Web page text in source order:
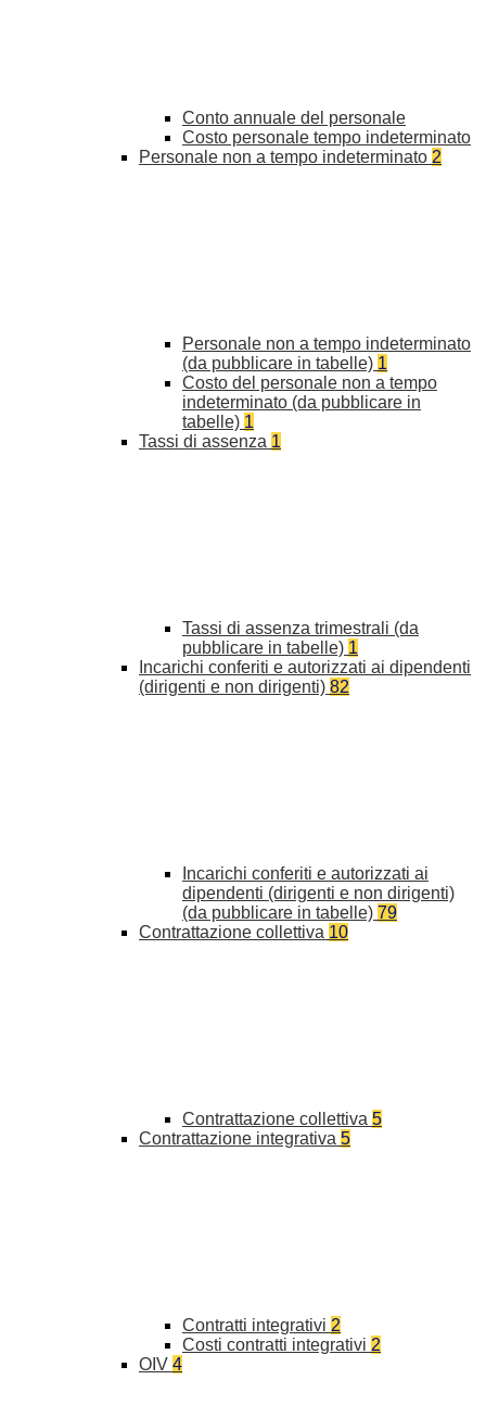
Conto annuale del personale
Costo personale tempo indeterminato
Personale non a tempo indeterminato 2
Personale non a tempo indeterminato
(da pubblicare in tabelle) 1
Costo del personale non a tempo
indeterminato (da pubblicare in
tabelle) 1
Tassi di assenza 1
Tassi di assenza trimestrali (da
pubblicare in tabelle) 1
Incarichi conferiti e autorizzati ai dipendenti
(dirigenti e non dirigenti) 82
Incarichi conferiti e autorizzati ai
dipendenti (dirigenti e non dirigenti)
(da pubblicare in tabelle) 79
Contrattazione collettiva 10
Contrattazione collettiva 5
Contrattazione integrativa 5
Contratti integrativi 2
Costi contratti integrativi 2
OIV 4